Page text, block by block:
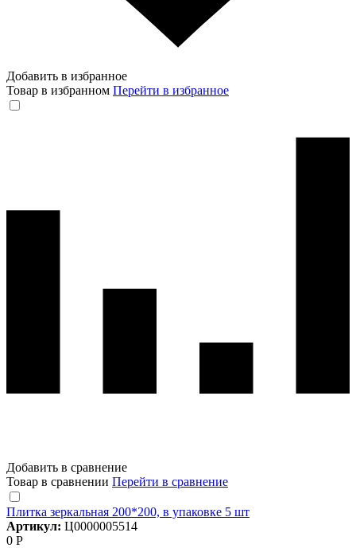
Добавить в избранное
Товар в избранном Перейти в избранное
Добавить в сравнение
Товар в сравнении Перейти в сравнение
Плитка зеркальная 200*200, в упаковке 5 шт
Артикул: Ц0000005514
0 Р